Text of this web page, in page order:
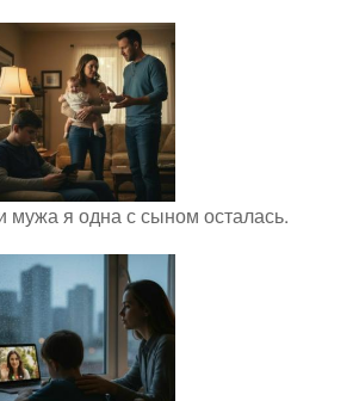
мужа я одна с сыном осталась.